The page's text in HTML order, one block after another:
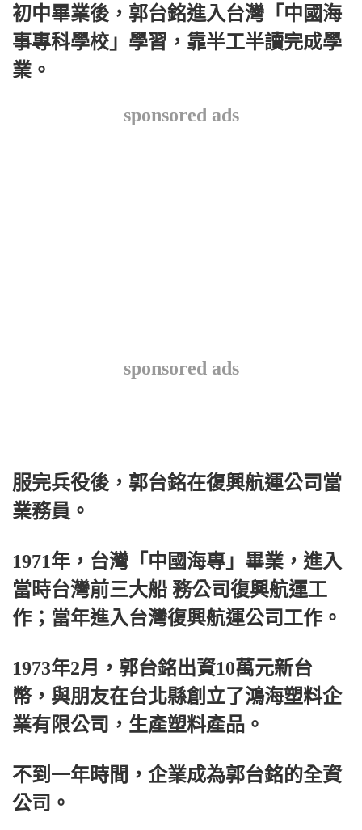
初中畢業後，郭台銘進入台灣「中國海
事專科學校」學習，靠半工半讀完成學
業。
sponsored ads
sponsored ads
服完兵役後，郭台銘在復興航運公司當
業務員。
1971年，台灣「中國海專」畢業，進入
當時台灣前三大船 務公司復興航運工
作；當年進入台灣復興航運公司工作。
1973年2月，郭台銘出資10萬元新台
幣，與朋友在台北縣創立了鴻海塑料企
業有限公司，生產塑料產品。
不到一年時間，企業成為郭台銘的全資
公司。